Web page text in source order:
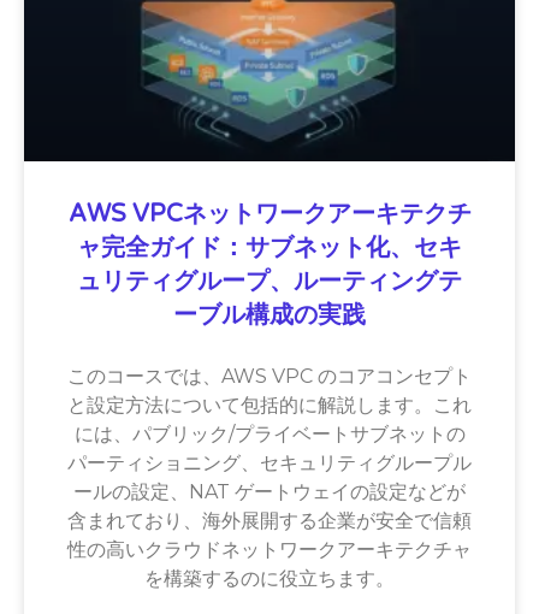
AWS VPCネットワークアーキテクチ
ャ完全ガイド：サブネット化、セキ
ュリティグループ、ルーティングテ
ーブル構成の実践
このコースでは、AWS VPC のコアコンセプト
と設定方法について包括的に解説します。これ
には、パブリック/プライベートサブネットの
パーティショニング、セキュリティグループル
ールの設定、NAT ゲートウェイの設定などが
含まれており、海外展開する企業が安全で信頼
性の高いクラウドネットワークアーキテクチャ
を構築するのに役立ちます。